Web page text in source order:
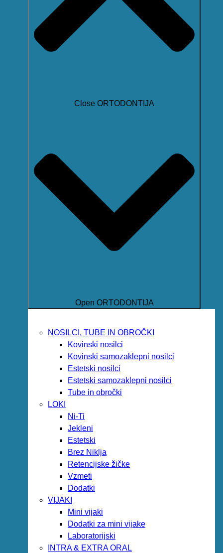
Close ORTODONTIJA
Open ORTODONTIJA
NOSILCI, TUBE IN OBROČKI
Kovinski nosilci
Kovinski samozaklepni nosilci
Estetski nosilci
Estetski samozaklepni nosilci
Tube in obročki
LOKI
Ni-Ti
Jekleni
Estetski
Brez Niklja
Retencijske žičke
Vzmeti
Dodatki
VIJAKI
Mini vijaki
Dodatki za mini vijake
Laboratorijski
INTRA & EXTRA ORAL